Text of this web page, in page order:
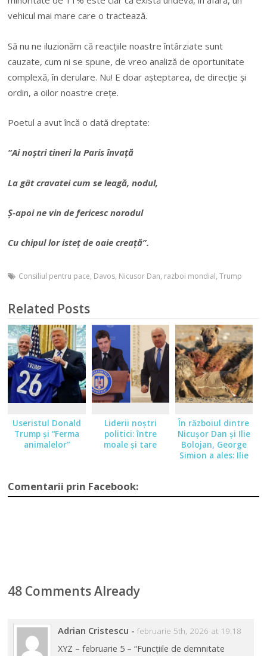
vehicul mai mare care o tractează.
Să nu ne iluzionăm că reacţiile noastre întârziate sunt
cauzate, cum ni se spune, de vreo analiză de oportunitate
complexă, în derulare. Nu! E doar aşteptarea, de direcţie şi
ordin, a oilor noastre creţe.
Poetul a avut încă o dată dreptate:
“Ai noștri tineri la Paris învață
La gât cravatei cum se leagă, nodul,
Ș-apoi ne vin de fericesc norodul
Cu chipul lor isteț de oaie creață”.
Consiliul pentru pace, Davos, Nicusor Dan, razboi mondial,Trump
Related Posts
Useristul Donald
Trump şi “Ferma
animalelor”
Liderii noştri
politici: între
moale şi tare
În războiul dintre
Nicuşor Dan şi Ilie
Bolojan, George
Simion a ales: Ilie
Comentarii prin Facebook:
48 Comments Already
Adrian Cristescu - februarie 5th, 2026 at 19:18
XYZ – februarie 5 – “Funcțiile de demnitate